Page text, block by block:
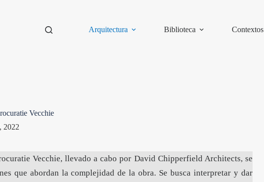
Arquitectura
Biblioteca Contextos
Vecchie
2022
Vecchie, llevado a cabo por David Chipperfield Architects, se
que abordan la complejidad de la obra. Se busca interpretar y dar